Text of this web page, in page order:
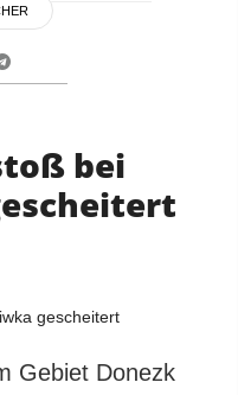
bei
Gebiet Donezk